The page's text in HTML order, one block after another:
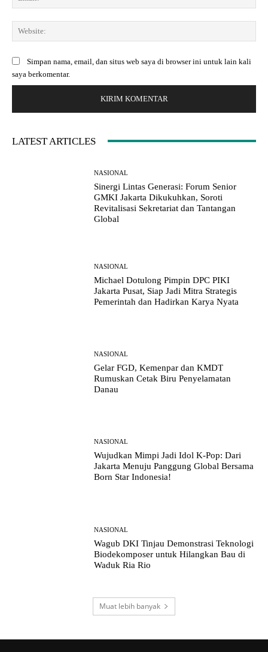
t
a
:
*
m
a
le
:
Simpan nama, email, dan situs web saya di browser ini untuk lain kali
saya berkomentar.
LATEST ARTICLES
NASIONAL
Sinergi Lintas Generasi: Forum Senior
GMKI Jakarta Dikukuhkan, Soroti
Revitalisasi Sekretariat dan Tantangan
Global
NASIONAL
Michael Dotulong Pimpin DPC PIKI
Jakarta Pusat, Siap Jadi Mitra Strategis
Pemerintah dan Hadirkan Karya Nyata
NASIONAL
Gelar FGD, Kemenpar dan KMDT
Rumuskan Cetak Biru Penyelamatan
Danau
NASIONAL
Wujudkan Mimpi Jadi Idol K-Pop: Dari
Jakarta Menuju Panggung Global Bersama
Born Star Indonesia!
NASIONAL
Wagub DKI Tinjau Demonstrasi Teknologi
Biodekomposer untuk Hilangkan Bau di
Waduk Ria Rio
Muat lebih banyak